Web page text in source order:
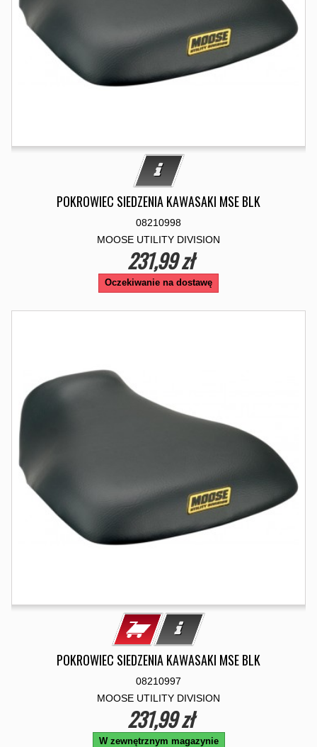
POKROWIEC SIEDZENIA KAWASAKI MSE BLK
08210998
MOOSE UTILITY DIVISION
231,99 zł
Oczekiwanie na dostawę
POKROWIEC SIEDZENIA KAWASAKI MSE BLK
08210997
MOOSE UTILITY DIVISION
231,99 zł
W zewnętrznym magazynie